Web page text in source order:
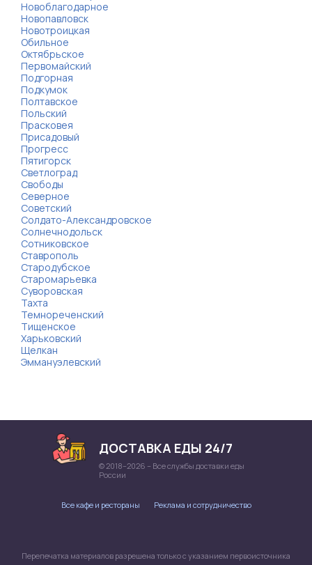
Новоблагодарное
Новопавловск
Новотроицкая
Обильное
Октябрьское
Первомайский
Подгорная
Подкумок
Полтавское
Польский
Прасковея
Присадовый
Прогресс
Пятигорск
Светлоград
Свободы
Северное
Советский
Солдато-Александровское
Солнечнодольск
Сотниковское
Ставрополь
Стародубское
Старомарьевка
Суворовская
Тахта
Темнореченский
Тищенское
Харьковский
Щелкан
Эммануэлевский
ДОСТАВКА ЕДЫ 24/7
© 2018–2026 – Все службы доставки еды
России
Все кафе и рестораны Реклама и сотрудничество
Перепечатка материалов разрешена только с указанием первоисточника